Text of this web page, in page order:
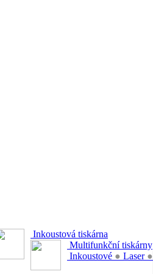
Inkoustová tiskárna
Multifunkční tiskárny
Inkoustové ● Laser ●